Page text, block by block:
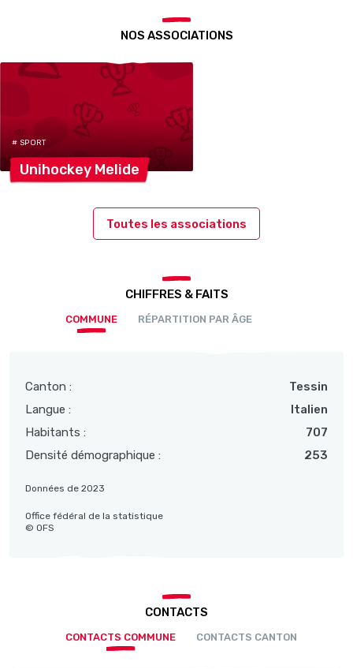
NOS ASSOCIATIONS
# SPORT
Unihockey Melide
Toutes les associations
CHIFFRES & FAITS
COMMUNE RÉPARTITION PAR ÂGE
Canton :
Tessin
Langue :
Italien
Habitants :
707
Densité démographique :
253
Données de 2023
Office fédéral de la statistique
© OFS
CONTACTS
CONTACTS COMMUNE CONTACTS CANTON